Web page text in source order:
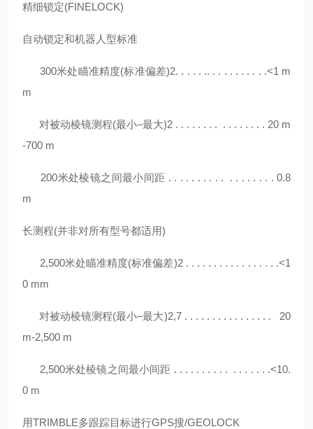
精细锁定(FINELOCK)
自动锁定和机器人型标准
300米处瞄准精度(标准偏差)2. . . . . .. . . . . . . . . . .<1 m
m
对被动棱镜测程(最小–最大)2 . . . . . . . . . . . . . . . . 20 m
-700 m
200米处棱镜之间最小间距 . . . . . . . . . . . . . . . . . . 0.8
m
长测程(并非对所有型号都适用)
2,500米处瞄准精度(标准偏差)2 . . . . . . . . . . . . . . . . .<1
0 mm
对被动棱镜测程(最小–最大)2,7 . . . . . . . . . . . . . . . . 20
m-2,500 m
2,500米处棱镜之间最小间距 . . . . . . . . . . . . . . . . .<10.
0 m
用TRIMBLE多跟踪目标进行GPS搜/GEOLOCK